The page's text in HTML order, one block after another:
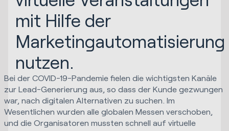
mit Hilfe der
Marketingautomatisierung
nutzen.
Bei der COVID-19-Pandemie fielen die wichtigsten Kanäle
zur Lead-Generierung aus, so dass der Kunde gezwungen
war, nach digitalen Alternativen zu suchen. Im
Wesentlichen wurden alle globalen Messen verschoben,
und die Organisatoren mussten schnell auf virtuelle